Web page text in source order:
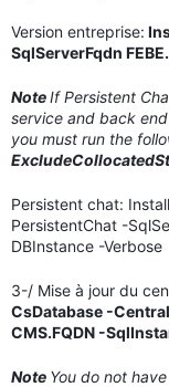
Version entreprise:
SqlServerFqdn
NoteIf Persistent
service and back
you must run the
Persistent chat:
PersistentChat -
DBInstance -Verbose
3-/ Mise à jour du
CsDatabase -
CMS.FQDN -
Note You do not